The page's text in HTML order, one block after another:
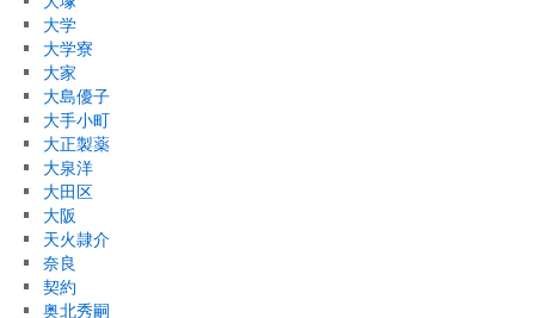
大学
大学寮
大家
大島優子
大手小町
大正製薬
大泉洋
大田区
大阪
天火隷介
奈良
契約
奥北秀嗣